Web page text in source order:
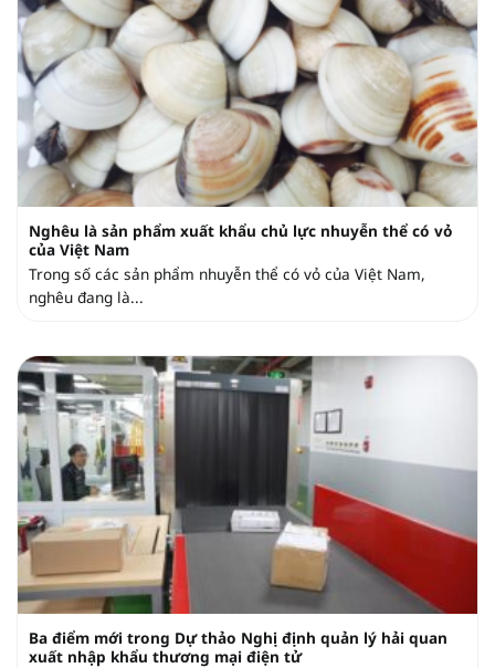
Nghêu là sản phẩm xuất khẩu chủ lực nhuyễn thể có vỏ
của Việt Nam
Trong số các sản phẩm nhuyễn thể có vỏ của Việt Nam,
nghêu đang là...
Ba điểm mới trong Dự thảo Nghị định quản lý hải quan
xuất nhập khẩu thương mại điện tử